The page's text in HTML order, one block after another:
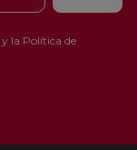
y la Política de